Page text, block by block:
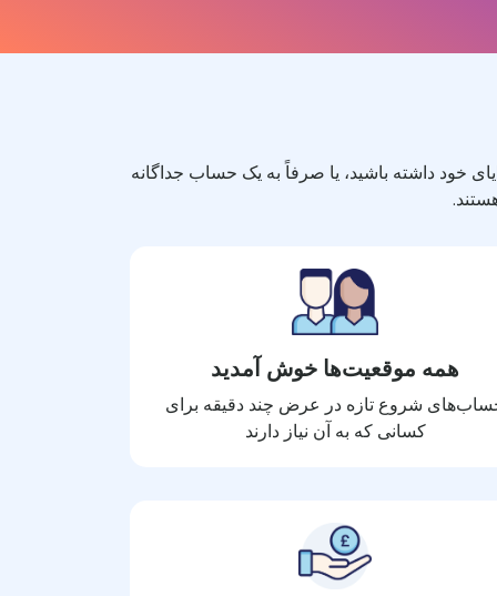
خود داشته باشید، یا صرفاً به یک حساب جداگانه
همه موقعیت‌ها خوش آمدید
شروع تازه در عرض چند دقیقه برای
کسانی که به آن نیاز دارند